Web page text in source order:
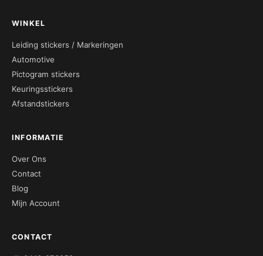
WINKEL
Leiding stickers / Markeringen
Automotive
Pictogram stickers
Keuringsstickers
Afstandstickers
INFORMATIE
Over Ons
Contact
Blog
Mijn Account
CONTACT